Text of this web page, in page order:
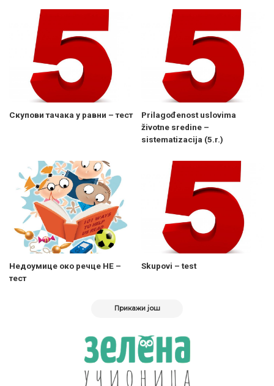
Скупови тачака у равни – тест
Prilagođenost uslovima
životne sredine –
sistematizacija (5.r.)
Недоумице око речце НЕ –
тест
Skupovi – test
Прикажи још